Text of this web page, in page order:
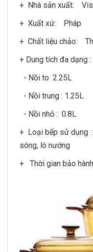
+ Nhà sản xuất:
+ Xuất xứ: Pháp
+ Chất liệu chảo:
+ Dung tích đa dạng :
- Nồi to 2.25L
- Nồi trung : 1.25L
- Nồi nhỏ : 0.8L
+ Loại bếp sử dụng
sóng, lò nướng
+ Thời gian bảo